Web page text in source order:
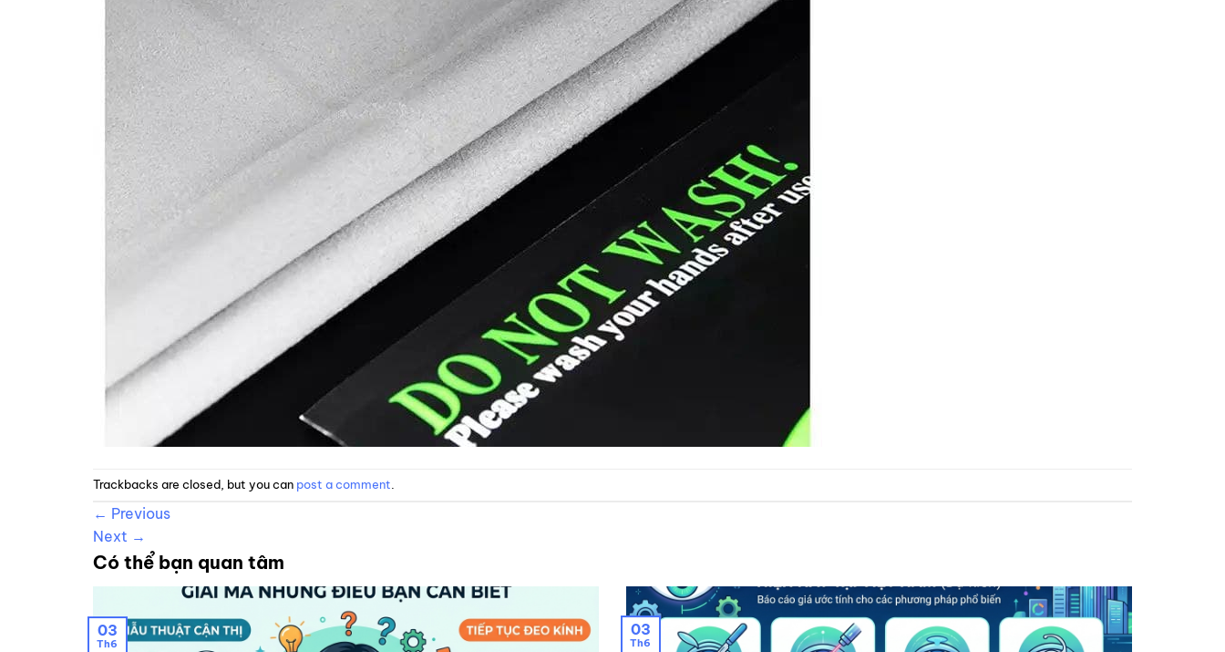
Trackbacks are closed, but you can post a comment
← Previous
Next →
Có thể bạn quan tâm
03
Th6
03
Th6